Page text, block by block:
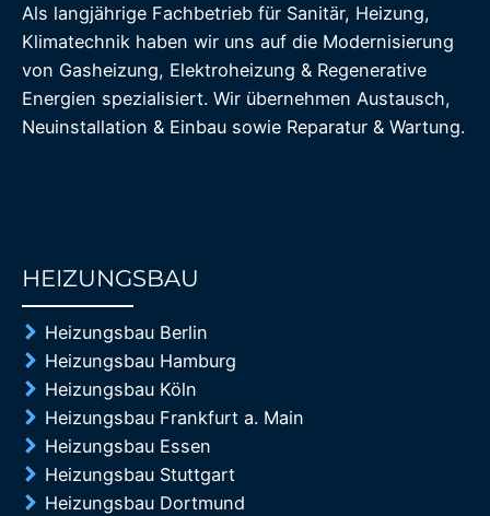
Als langjährige Fachbetrieb für Sanitär, Heizung,
Klimatechnik haben wir uns auf die Modernisierung
von Gasheizung, Elektroheizung & Regenerative
Energien spezialisiert. Wir übernehmen Austausch,
Neuinstallation & Einbau sowie Reparatur & Wartung.
HEIZUNGSBAU
Heizungsbau Berlin
Heizungsbau Hamburg
Heizungsbau Köln
Heizungsbau Frankfurt a. Main
Heizungsbau Essen
Heizungsbau Stuttgart
Heizungsbau Dortmund